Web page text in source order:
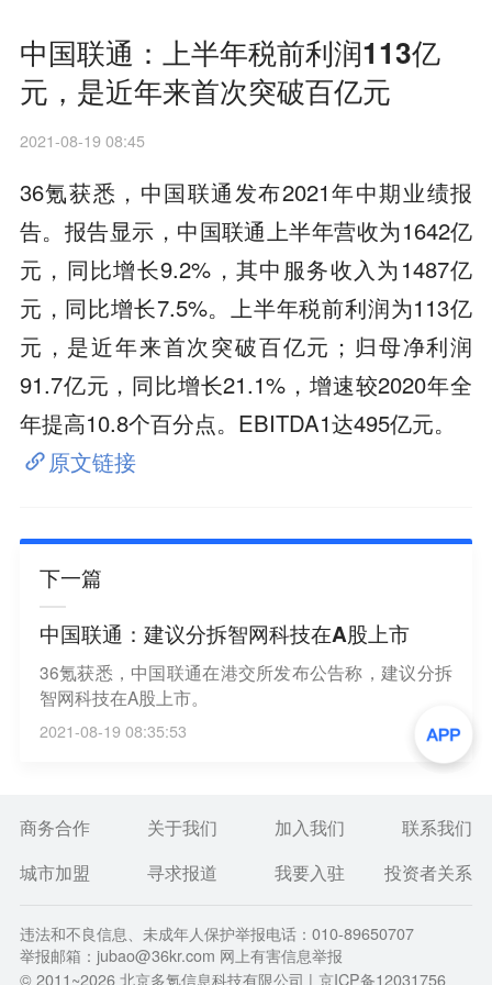
中国联通：上半年税前利润113亿
元，是近年来首次突破百亿元
2021-08-19 08:45
36氪获悉，中国联通发布2021年中期业绩报
告。报告显示，中国联通上半年营收为1642亿
元，同比增长9.2%，其中服务收入为1487亿
元，同比增长7.5%。上半年税前利润为113亿
元，是近年来首次突破百亿元；归母净利润
91.7亿元，同比增长21.1%，增速较2020年全
年提高10.8个百分点。EBITDA1达495亿元。
原文链接
下一篇
中国联通：建议分拆智网科技在A股上市
36氪获悉，中国联通在港交所发布公告称，建议分拆
智网科技在A股上市。
2021-08-19 08:35:53
商务合作 关于我们 加入我们
联系我们
城市加盟
寻求报道 我要入驻 投资者关系
违法和不良信息、未成年人保护举报电话：010-89650707
举报邮箱：jubao@36kr.com 网上有害信息举报
© 2011~2026北京多氪信息科技有限公司 | 京ICP备12031756